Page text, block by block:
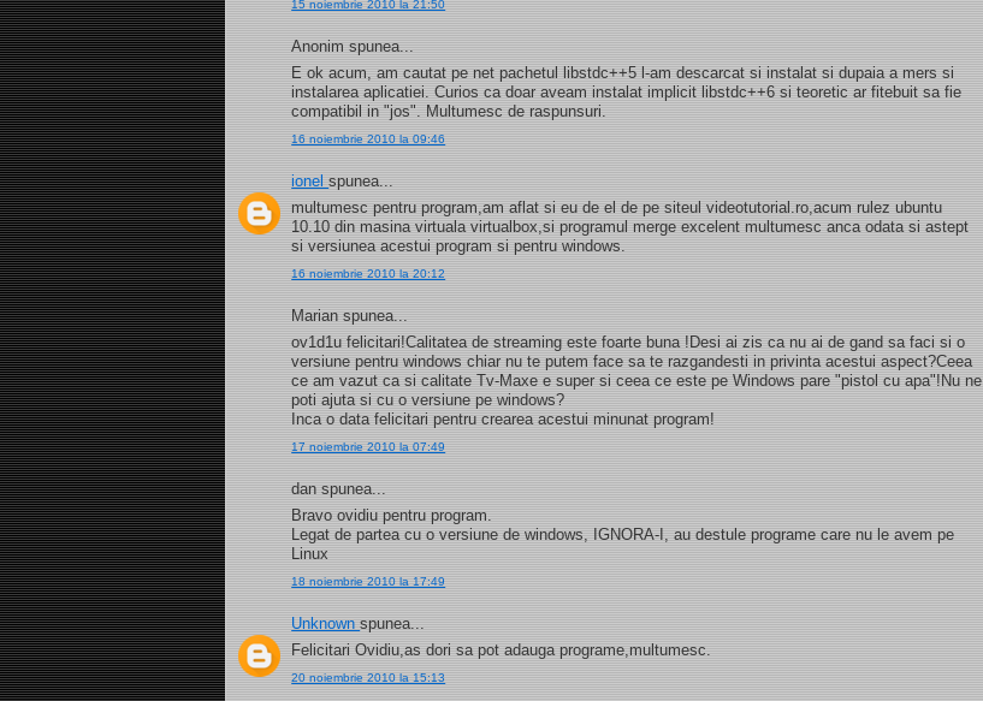
15 noiembrie 2010 la 21:50
Anonim spunea...
E ok acum, am cautat pe net pachetul libstdc++5 l-am descarcat si instalat si dupaia a mers si
instalarea aplicatiei. Curios ca doar aveam instalat implicit libstdc++6 si teoretic ar fitebuit sa fie
compatibil in "jos". Multumesc de raspunsuri.
16 noiembrie 2010 la 09:46
ionelspunea...
multumesc pentru program,am aflat si eu de el de pe siteul videotutorial.ro,acum rulez ubuntu
10.10 din masina virtuala virtualbox,si programul merge excelent multumesc anca odata si astept
si versiunea acestui program si pentru windows.
16 noiembrie 2010 la 20:12
Marian spunea...
ov1d1u felicitari!Calitatea de streaming este foarte buna !Desi ai zis ca nu ai de gand sa faci si o
versiune pentru windows chiar nu te putem face sa te razgandesti in privinta acestui aspect?Ceea
ce am vazut ca si calitate Tv-Maxe e super si ceea ce este pe Windows pare "pistol cu apa"!Nu ne
poti ajuta si cu o versiune pe windows?
Inca o data felicitari pentru crearea acestui minunat program!
17 noiembrie 2010 la 07:49
dan spunea...
Bravo ovidiu pentru program.
Legat de partea cu o versiune de windows, IGNORA-I, au destule programe care nu le avem pe
Linux
18 noiembrie 2010 la 17:49
Unknownspunea...
Felicitari Ovidiu,as dori sa pot adauga programe,multumesc.
20 noiembrie 2010 la 15:13